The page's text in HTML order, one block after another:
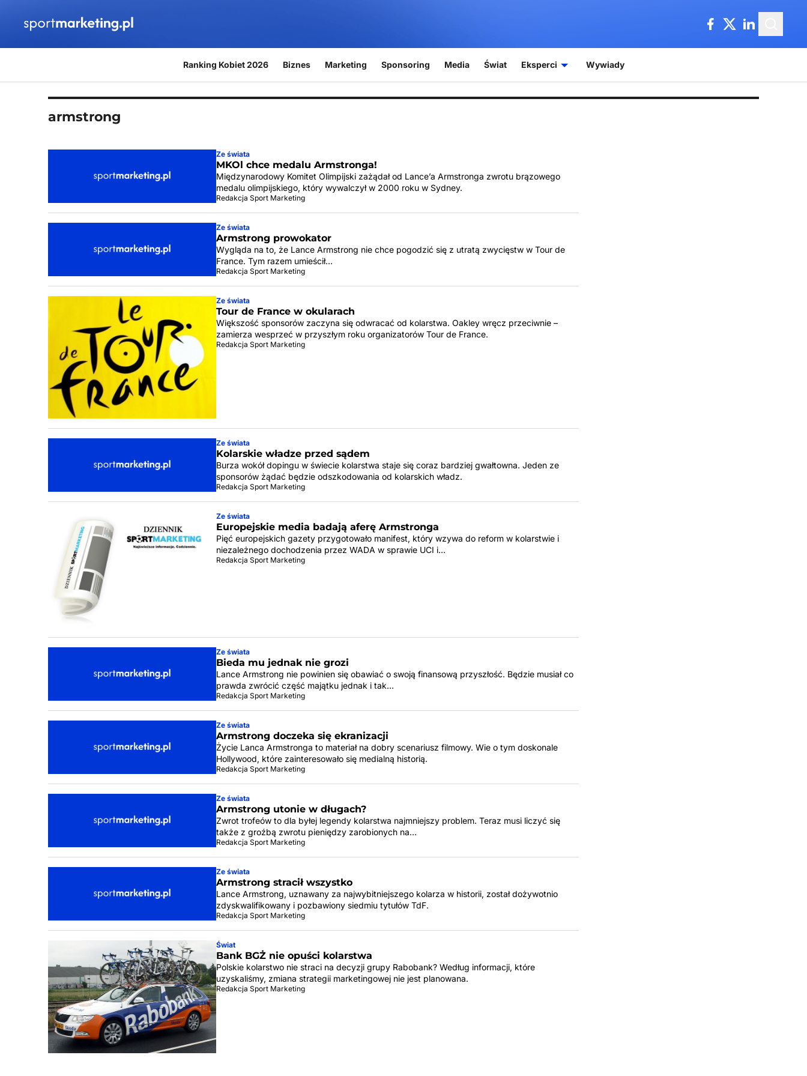
Ranking Kobiet 2026 Biznes Marketing Sponsoring Media Świat Eksperci Wywiady
armstrong
Ze świata
MKOl chce medalu Armstronga!
Międzynarodowy Komitet Olimpijski zażądał od Lance’a Armstronga zwrotu brązowego
medalu olimpijskiego, który wywalczył w 2000 roku w Sydney.
Redakcja Sport Marketing
Ze świata
Armstrong prowokator
Wygląda na to, że Lance Armstrong nie chce pogodzić się z utratą zwycięstw w Tour de
France. Tym razem umieścił…
Redakcja Sport Marketing
Ze świata
Tour de France w okularach
Większość sponsorów zaczyna się odwracać od kolarstwa. Oakley wręcz przeciwnie –
zamierza wesprzeć w przyszłym roku organizatorów Tour de France.
Redakcja Sport Marketing
Ze świata
Kolarskie władze przed sądem
Burza wokół dopingu w świecie kolarstwa staje się coraz bardziej gwałtowna. Jeden ze
sponsorów żądać będzie odszkodowania od kolarskich władz.
Redakcja Sport Marketing
Ze świata
Europejskie media badają aferę Armstronga
Pięć europejskich gazety przygotowało manifest, który wzywa do reform w kolarstwie i
niezależnego dochodzenia przez WADA w sprawie UCI i…
Redakcja Sport Marketing
Ze świata
Bieda mu jednak nie grozi
Lance Armstrong nie powinien się obawiać o swoją finansową przyszłość. Będzie musiał co
prawda zwrócić część majątku jednak i tak…
Redakcja Sport Marketing
Ze świata
Armstrong doczeka się ekranizacji
Życie Lanca Armstronga to materiał na dobry scenariusz filmowy. Wie o tym doskonale
Hollywood, które zainteresowało się medialną historią.
Redakcja Sport Marketing
Ze świata
Armstrong utonie w długach?
Zwrot trofeów to dla byłej legendy kolarstwa najmniejszy problem. Teraz musi liczyć się
także z groźbą zwrotu pieniędzy zarobionych na…
Redakcja Sport Marketing
Ze świata
Armstrong stracił wszystko
Lance Armstrong, uznawany za najwybitniejszego kolarza w historii, został dożywotnio
zdyskwalifikowany i pozbawiony siedmiu tytułów TdF.
Redakcja Sport Marketing
Świat
Bank BGŻ nie opuści kolarstwa
Polskie kolarstwo nie straci na decyzji grupy Rabobank? Według informacji, które
uzyskaliśmy, zmiana strategii marketingowej nie jest planowana.
Redakcja Sport Marketing